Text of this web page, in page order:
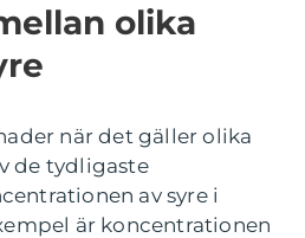
olika
när det gäller olika
de tydligaste
av syre i
är koncentrationen